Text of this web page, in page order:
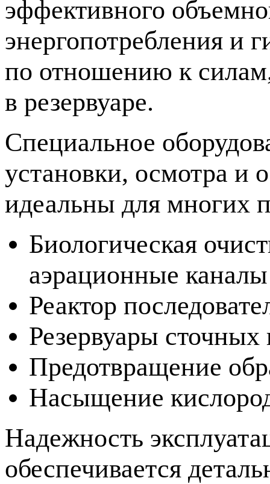
эффективного
энергопотребления и
по отношению к
в резервуаре.
Специальное
установки, осмотра и
идеальны для многих
Биологическая
аэрационные каналы
Реактор
Резервуары сточных
Предотвращение
Насыщение
Надежность
обеспечивается